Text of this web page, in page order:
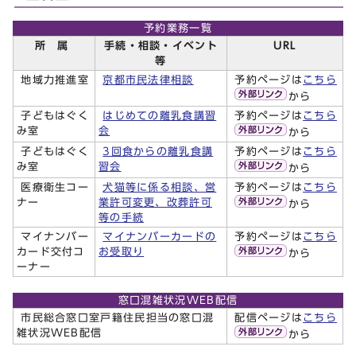
予約業務一覧
所 属
手続・相談・イベント
等
URL
地域力推進室 京都市民法律相談 予約ページは こちら
から
子どもはぐく
み室
はじめての離乳食講習
会
予約ページは こちら
から
子どもはぐく
み室
3回食からの離乳食講
習会
予約ページは こちら
から
医療衛生コー
ナー
犬猫等に係る相談、営
業許可変更、改葬許可
等の手続
予約ページは こちら
から
マイナンバー
カード交付コ
ーナー
マイナンバーカードの
お受取り
予約ページは こちら
から
窓口混雑状況WEB配信
市民総合窓口室戸籍住民担当の窓口混
雑状況WEB配信
配信ページは こちら
から